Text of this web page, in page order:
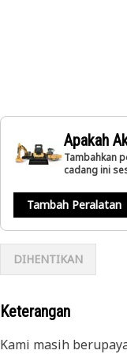
Apakah
Tambahkan
cadang ini
Tambah Peralatan
DIHENTIKAN
Keterangan
Kami masih